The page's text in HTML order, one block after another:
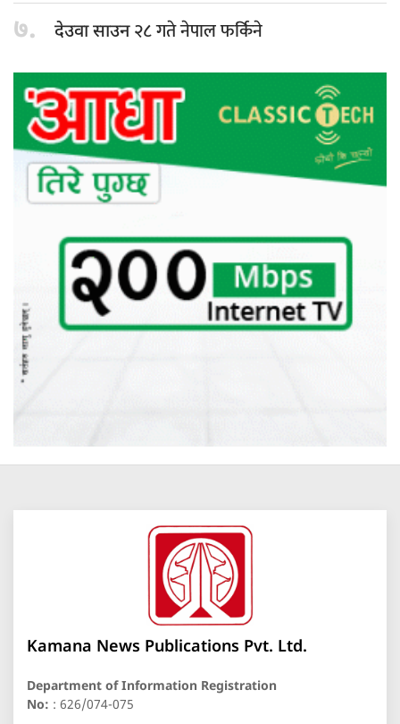
७. देउवा साउन२८ गते नेपाल फर्किने
Kamana News Publications Pvt. Ltd.
Department of Information Registration
No: : 626/074-075